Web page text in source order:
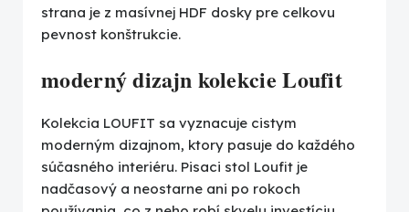
strana je z masívnej HDF dosky pre celkovu
pevnost konštrukcie.
moderný dizajn kolekcie Loufit
Kolekcia LOUFIT sa vyznacuje cistym
moderným dizajnom, ktory pasuje do každého
súčasného interiéru. Pisaci stol Loufit je
nadčasový a neostarne ani po rokoch